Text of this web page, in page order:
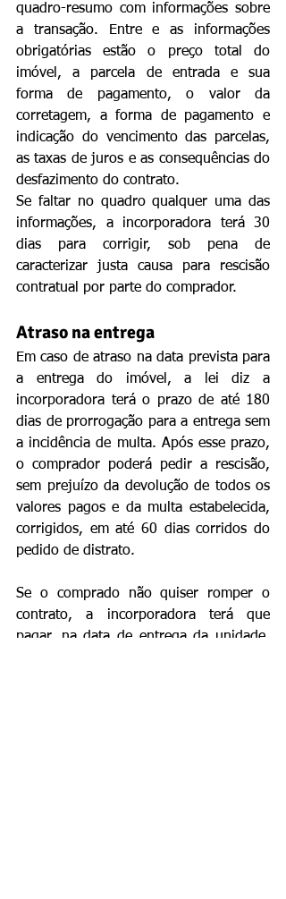
quadro-resumo com informações sobre
a transação. Entre e as informações
obrigatórias estão o preço total do
imóvel, a parcela de entrada e sua
forma de pagamento, o valor da
corretagem, a forma de pagamento e
indicação do vencimento das parcelas,
as taxas de juros e as consequências do
desfazimento do contrato.
Se faltar no quadro qualquer uma das
informações, a incorporadora terá 30
dias para corrigir, sob pena de
caracterizar justa causa para rescisão
contratual por parte do comprador.
Atraso na entrega
Em caso de atraso na data prevista para
a entrega do imóvel, a lei diz a
incorporadora terá o prazo de até 180
dias de prorrogação para a entrega sem
a incidência de multa. Após esse prazo,
o comprador poderá pedir a rescisão,
sem prejuízo da devolução de todos os
valores pagos e da multa estabelecida,
corrigidos, em até 60 dias corridos do
pedido de distrato.
Se o comprado não quiser romper o
contrato, a incorporadora terá que
pagar, na data de entrega da unidade,